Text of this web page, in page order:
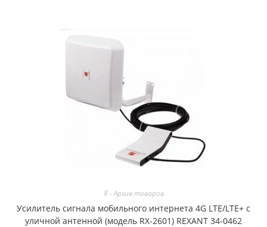
Я - Архив товаров
Усилитель сигнала мобильного интернета 4G LTE/LTE+ с
уличной антенной (модель RX-2601) REXANT 34-0462